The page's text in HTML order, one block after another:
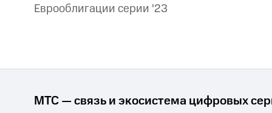
Еврооблигации серии '23
МТС — связь и экосистема цифровых